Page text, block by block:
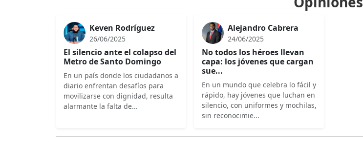
Keven Rodríguez
26/06/2025
El silencio ante el colapso del
Metro de Santo Domingo
En un país donde los ciudadanos a
diario enfrentan desafíos para
movilizarse con dignidad, resulta
alarmante la falta de...
Alejandro Cabrera
24/06/2025
No todos los héroes llevan
capa: los jóvenes que cargan
sue...
En un mundo que celebra lo fácil y
rápido, hay jóvenes que luchan en
silencio, con uniformes y mochilas,
sin reconocimie...